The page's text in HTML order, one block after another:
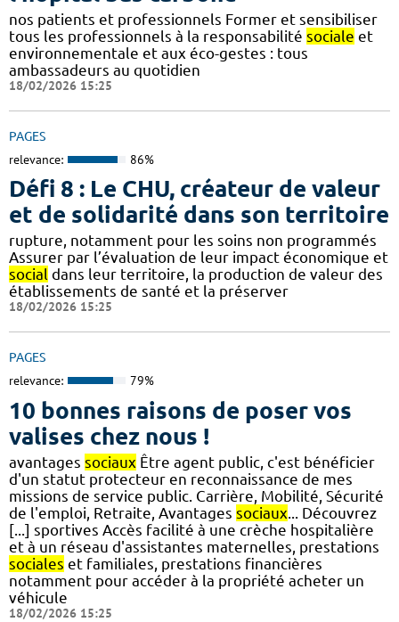
nos patients et professionnels Former et sensibiliser
tous les professionnels à la responsabilité sociale et
environnementale et aux éco-gestes : tous
ambassadeurs au quotidien
18/02/2026 15:25
PAGES
relevance: 86%
Défi 8 : Le CHU, créateur de valeur
et de solidarité dans son territoire
rupture, notamment pour les soins non programmés
Assurer par l’évaluation de leur impact économique et
social dans leur territoire, la production de valeur des
établissements de santé et la préserver
18/02/2026 15:25
PAGES
relevance: 79%
10 bonnes raisons de poser vos
valises chez nous !
avantages sociaux Être agent public, c'est bénéficier
d'un statut protecteur en reconnaissance de mes
missions de service public. Carrière, Mobilité, Sécurité
de l'emploi, Retraite, Avantages sociaux ... Découvrez
[...] sportives Accès facilité à une crèche hospitalière
et à un réseau d'assistantes maternelles, prestations
sociales et familiales, prestations financières
notamment pour accéder à la propriété acheter un
véhicule
18/02/2026 15:25